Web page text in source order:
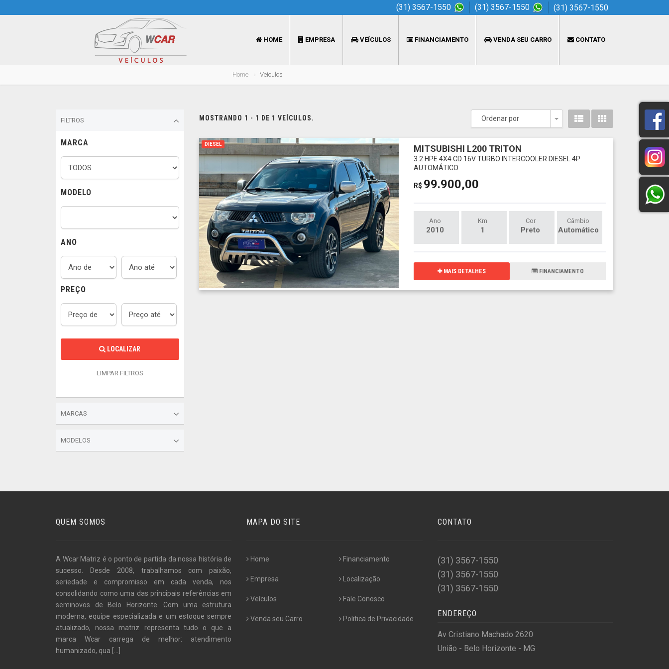
(31) 3567-1550 (31) 3567-1550 (31) 3567-1550
HOME EMPRESA VEÍCULOS FINANCIAMENTO VENDA SEU CARRO CONTATO
Home Veículos
FILTROS
MARCA
MODELO
ANO
PREÇO
LOCALIZAR
LIMPAR FILTROS
MARCAS
MODELOS
MOSTRANDO 1 - 1 DE 1 VEÍCULOS. Ordenar por
Toggle Dropdown
DIESEL MITSUBISHI L200 TRITON
3.2 HPE 4X4 CD 16V TURBO INTERCOOLER DIESEL 4P
AUTOMÁTICO
R$ 99.900,00
Ano
2010
Km
1
Cor
Preto
Câmbio
Automático
MAIS DETALHES FINANCIAMENTO
QUEM SOMOS
A Wcar Matriz é o ponto de partida da nossa história de
sucesso. Desde 2008, trabalhamos com paixão,
seriedade e compromisso em cada venda, nos
consolidando como uma das principais referências em
seminovos de Belo Horizonte. Com uma estrutura
moderna, equipe especializada e um estoque sempre
atualizado, nossa matriz representa tudo o que a
marca Wcar carrega de melhor: atendimento
humanizado, qua
MAPA DO SITE
Home
Empresa
Veículos
Venda seu Carro
Financiamento
Localização
Fale Conosco
Politica de Privacidade
CONTATO
(31) 3567-1550
(31) 3567-1550
(31) 3567-1550
ENDEREÇO
Av Cristiano Machado 2620
União - Belo Horizonte - MG